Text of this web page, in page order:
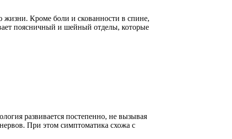
жизни. Кроме боли и скованности в спине,
поясничный и шейный отделы, которые
развивается постепенно, не вызывая
При этом симптоматика схожа с